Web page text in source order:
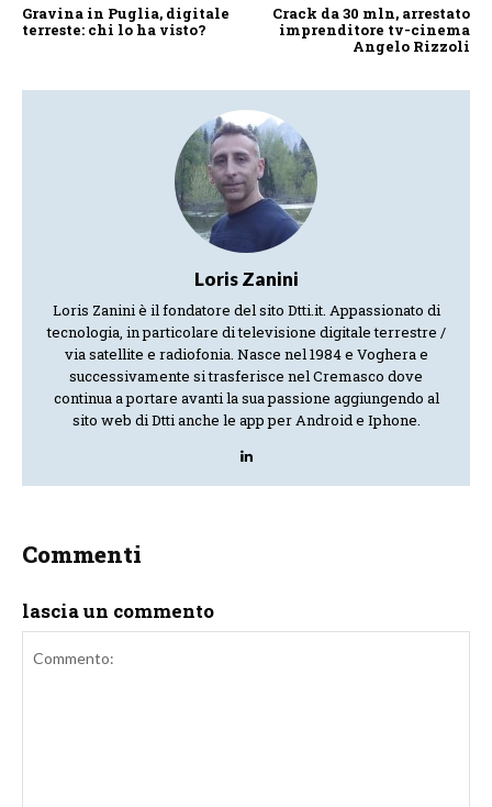
Gravina in Puglia, digitale
terreste: chi lo ha visto?
Crack da 30 mln, arrestato
imprenditore tv-cinema
Angelo Rizzoli
Loris Zanini
Loris Zanini è il fondatore del sito Dtti.it. Appassionato di
tecnologia, in particolare di televisione digitale terrestre /
via satellite e radiofonia. Nasce nel 1984 e Voghera e
successivamente si trasferisce nel Cremasco dove
continua a portare avanti la sua passione aggiungendo al
sito web di Dtti anche le app per Android e Iphone.
Commenti
lascia un commento